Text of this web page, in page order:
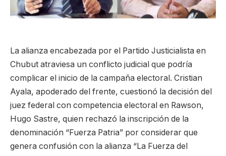
La alianza encabezada por el Partido Justicialista en
Chubut atraviesa un conflicto judicial que podría
complicar el inicio de la campaña electoral. Cristian
Ayala, apoderado del frente, cuestionó la decisión del
juez federal con competencia electoral en Rawson,
Hugo Sastre, quien rechazó la inscripción de la
denominación “Fuerza Patria” por considerar que
genera confusión con la alianza “La Fuerza del